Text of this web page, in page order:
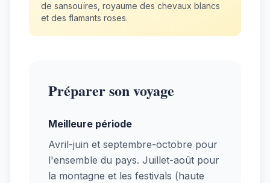
de sansouïres, royaume des chevaux blancs
et des flamants roses.
Préparer son voyage
Meilleure période
Avril-juin et septembre-octobre pour
l'ensemble du pays. Juillet-août pour
la montagne et les festivals (haute